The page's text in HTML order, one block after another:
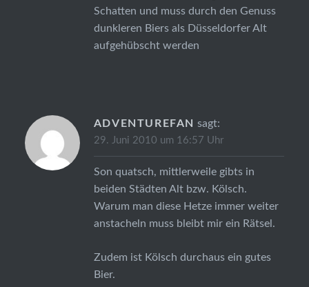
Schatten und muss durch den Genuss
dunkleren Biers als Düsseldorfer Alt
aufgehübscht werden
ADVENTUREFAN sagt:
29. Juni 2010 um 16:57 Uhr
Son quatsch, mittlerweile gibts in
beiden Städten Alt bzw. Kölsch.
Warum man diese Hetze immer weiter
anstacheln muss bleibt mir ein Rätsel.
Zudem ist Kölsch durchaus ein gutes
Bier.